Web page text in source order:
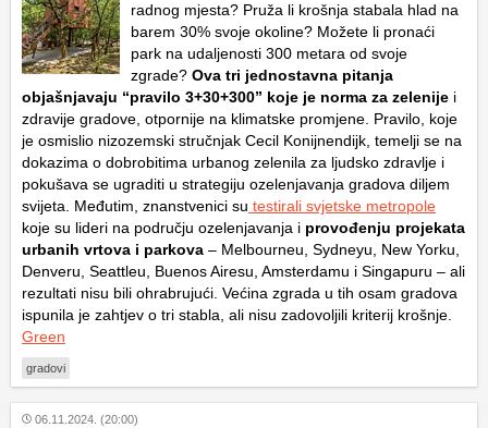
radnog mjesta? Pruža li krošnja stabala hlad na
barem 30% svoje okoline? Možete li pronaći
park na udaljenosti 300 metara od svoje
zgrade? Ova tri jednostavna pitanja
objašnjavaju “pravilo 3+30+300” koje je norma za zelenije i
zdravije gradove, otpornije na klimatske promjene. Pravilo, koje
je osmislio nizozemski stručnjak Cecil Konijnendijk, temelji se na
dokazima o dobrobitima urbanog zelenila za ljudsko zdravlje i
pokušava se ugraditi u strategiju ozelenjavanja gradova diljem
svijeta. Međutim, znanstvenici su testirali svjetske metropole
koje su lideri na području ozelenjavanja i provođenju projekata
urbanih vrtova i parkova – Melbourneu, Sydneyu, New Yorku,
Denveru, Seattleu, Buenos Airesu, Amsterdamu i Singapuru – ali
rezultati nisu bili ohrabrujući. Većina zgrada u tih osam gradova
ispunila je zahtjev o tri stabla, ali nisu zadovoljili kriterij krošnje.
Green
gradovi
06.11.2024. (20:00)